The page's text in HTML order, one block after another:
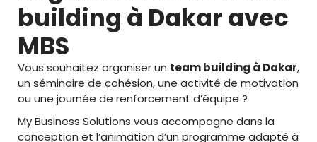
building à Dakar avec
MBS
Vous souhaitez organiser un team building à Dakar,
un séminaire de cohésion, une activité de motivation
ou une journée de renforcement d’équipe ?
My Business Solutions vous accompagne dans la
conception et l’animation d’un programme adapté à